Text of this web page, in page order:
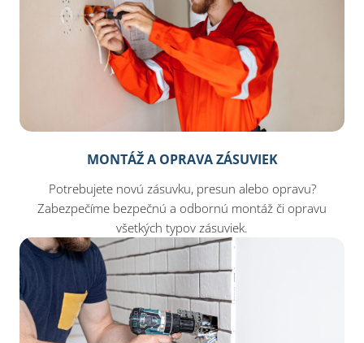
MONTÁŽ A OPRAVA ZÁSUVIEK
Potrebujete novú zásuvku, presun alebo opravu?
Zabezpečíme bezpečnú a odbornú montáž či opravu
všetkých typov zásuviek.